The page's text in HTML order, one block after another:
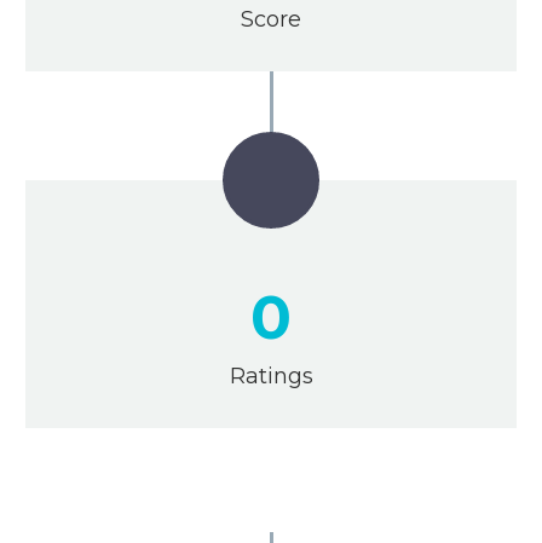
Score
0
Ratings